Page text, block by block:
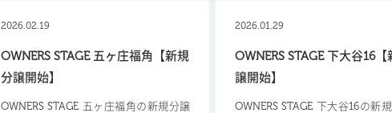
2026.02.19
OWNERS STAGE 五ヶ庄福角【新規
分譲開始】
OWNERS STAGE 五ヶ庄福角の新規分譲
2026.01.29
OWNERS STAGE 下大谷16
譲開始】
OWNERS STAGE 下大谷16の新